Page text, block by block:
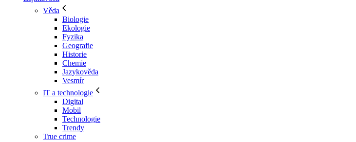
Věda
Biologie
Ekologie
Fyzika
Geografie
Historie
Chemie
Jazykověda
Vesmír
IT a technologie
Digital
Mobil
Technologie
Trendy
True crime